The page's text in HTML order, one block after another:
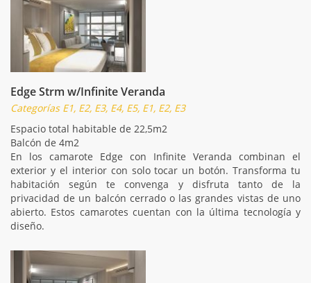
Edge Strm w/Infinite Veranda
Categorías E1, E2, E3, E4, E5, E1, E2, E3
Espacio total habitable de 22,5m2
Balcón de 4m2
En los camarote Edge con Infinite Veranda combinan el
exterior y el interior con solo tocar un botón. Transforma tu
habitación según te convenga y disfruta tanto de la
privacidad de un balcón cerrado o las grandes vistas de uno
abierto. Estos camarotes cuentan con la última tecnología y
diseño.